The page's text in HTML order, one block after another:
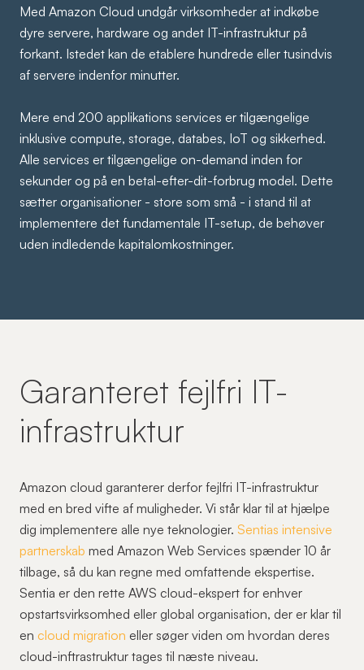
Med Amazon Cloud undgår virksomheder at indkøbe
dyre servere, hardware og andet IT-infrastruktur på
forkant. Istedet kan de etablere hundrede eller tusindvis
af servere indenfor minutter.
Mere end 200 applikations services er tilgængelige
inklusive compute, storage, databes, IoT og sikkerhed.
Alle services er tilgængelige on-demand inden for
sekunder og på en betal-efter-dit-forbrug model. Dette
sætter organisationer - store som små - i stand til at
implementere det fundamentale IT-setup, de behøver
uden indledende kapitalomkostninger.
Garanteret fejlfri IT-
infrastruktur
Amazon cloud garanterer derfor fejlfri IT-infrastruktur
med en bred vifte af muligheder. Vi står klar til at hjælpe
dig implementere alle nye teknologier. Sentias intensive
partnerskab med Amazon Web Services spænder 10 år
tilbage, så du kan regne med omfattende ekspertise.
Sentia er den rette AWS cloud-ekspert for enhver
opstartsvirksomhed eller global organisation, der er klar til
en cloud migration eller søger viden om hvordan deres
cloud-inftrastruktur tages til næste niveau.